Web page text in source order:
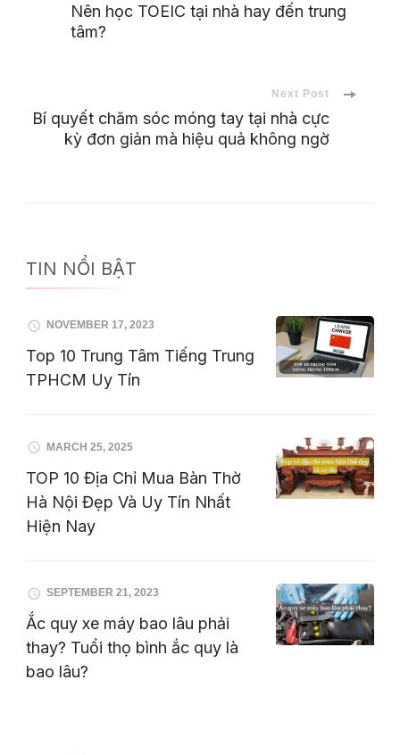
Navigation
Nên học TOEIC tại nhà hay đến trung
tâm?
Next Post
Bí quyết chăm sóc móng tay tại nhà cực
kỳ đơn giản mà hiệu quả không ngờ
TIN NỔI BẬT
NOVEMBER 17, 2023
Top 10 Trung Tâm Tiếng Trung
TPHCM Uy Tín
MARCH 25, 2025
TOP 10 Địa Chỉ Mua Bàn Thờ
Hà Nội Đẹp Và Uy Tín Nhất
Hiện Nay
SEPTEMBER 21, 2023
Ắc quy xe máy bao lâu phải
thay? Tuổi thọ bình ắc quy là
bao lâu?